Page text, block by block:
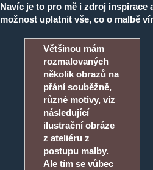
Navíc je to pro mě i zdroj inspirace
možnost uplatnit vše, co o malbě
Většinou mám
rozmalovaných
několik obrazů na
přání souběžně,
různé motivy, viz
následující
ilustrační obráze
z ateliéru z
postupu malby.
Ale tím se vůbec